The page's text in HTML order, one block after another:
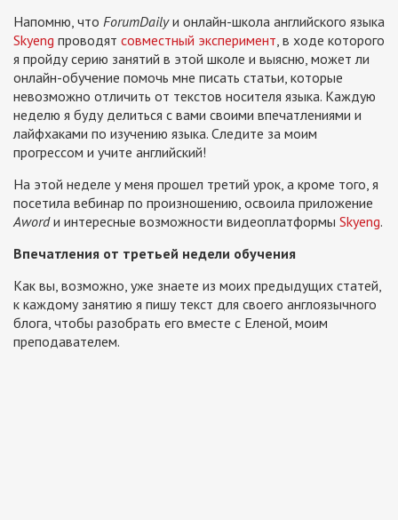
Напомню, что ForumDailyи онлайн-школа английского языка
Skyeng проводят совместный эксперимент, в ходе которого
я пройду серию занятий в этой школе и выясню, может ли
онлайн-обучение помочь мне писать статьи, которые
невозможно отличить от текстов носителя языка. Каждую
неделю я буду делиться с вами своими впечатлениями и
лайфхаками по изучению языка. Следите за моим
прогрессом и учите английский!
На этой неделе у меня прошел третий урок, а кроме того, я
посетила вебинар по произношению, освоила приложение
Awordи интересные возможности видеоплатформы Skyeng.
Впечатления от третьей недели обучения
Как вы, возможно, уже знаете из моих предыдущих статей,
к каждому занятию я пишу текст для своего англоязычного
блога, чтобы разобрать его вместе с Еленой, моим
преподавателем.